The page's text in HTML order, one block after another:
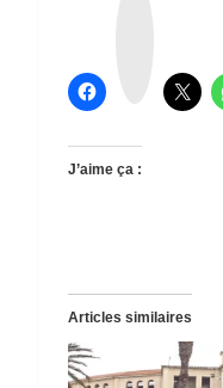
J’aime ça :
Articles similaires